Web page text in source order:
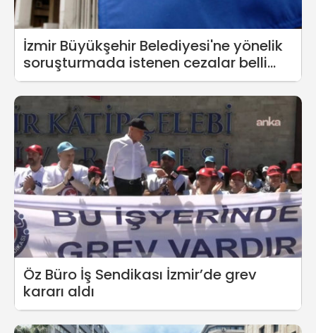
İzmir Büyükşehir Belediyesi'ne yönelik
soruşturmada istenen cezalar belli
oldu
Öz Büro İş Sendikası İzmir’de grev
kararı aldı